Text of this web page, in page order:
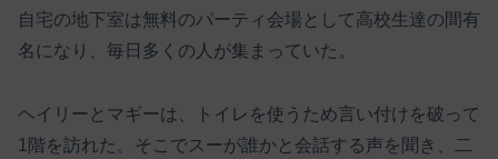
自宅の地下室は無料のパーティ会場として高校生達の間有
名になり、毎日多くの人が集まっていた。
ヘイリーとマギーは、トイレを使うため言い付けを破って
1階を訪れた。そこでスーが誰かと会話する声を聞き、二